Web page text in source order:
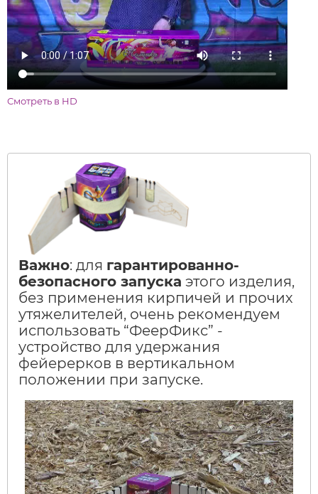
Смотреть в HD
Важно: для гарантированно-
безопасного запуска этого изделия,
без применения кирпичей и прочих
утяжелителей, очень рекомендуем
использовать “ФеерФикс” -
устройство для удержания
фейерерков в вертикальном
положении при запуске.